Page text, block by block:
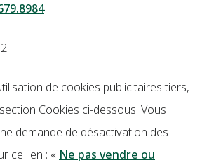
de cookies publicitaires tiers,
Cookies ci-dessous. Vous
demande de désactivation des
ce lien : « Ne pas vendre ou